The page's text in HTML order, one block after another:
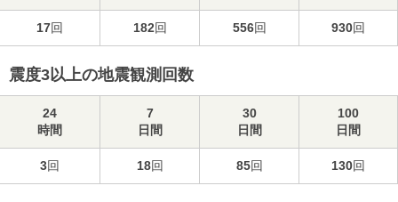
17回 182回 556回 930回
震度3以上の地震観測回数
24
時間
7
日間
30
日間
100
日間
3回 18回 85回 130回